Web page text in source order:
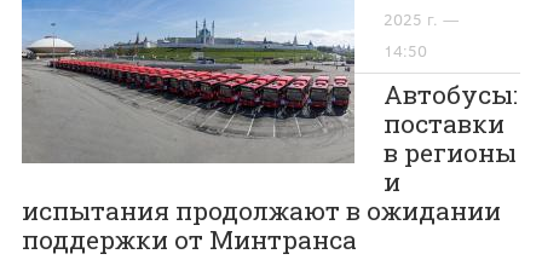
2025 г. —
14:50
Автобусы:
поставки
в регионы
и
испытания продолжают в ожидании
поддержки от Минтранса